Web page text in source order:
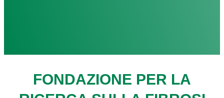
FONDAZIONE PER LA